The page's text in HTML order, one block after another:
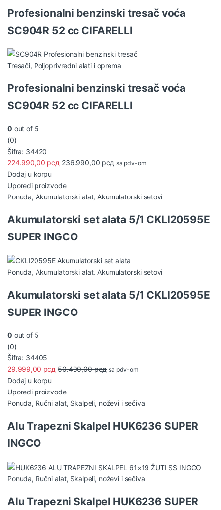
Profesionalni benzinski tresač voća
SC904R 52 cc CIFARELLI
Tresači, Poljoprivredni alati i oprema
Profesionalni benzinski tresač voća
SC904R 52 cc CIFARELLI
0 out of 5
(0)
Šifra: 34420
224.990,00 рсд 236.990,00рсд sa pdv-om
Dodaj u korpu
Uporedi proizvode
Ponuda, Akumulatorski alat, Akumulatorski setovi
Akumulatorski set alata 5/1 CKLI20595E
SUPER INGCO
Ponuda, Akumulatorski alat, Akumulatorski setovi
Akumulatorski set alata 5/1 CKLI20595E
SUPER INGCO
0 out of 5
(0)
Šifra: 34405
29.999,00 рсд 50.400,00рсд sa pdv-om
Dodaj u korpu
Uporedi proizvode
Ponuda, Ručni alat, Skalpeli, noževi i sečiva
Alu Trapezni Skalpel HUK6236 SUPER
INGCO
Ponuda, Ručni alat, Skalpeli, noževi i sečiva
Alu Trapezni Skalpel HUK6236 SUPER